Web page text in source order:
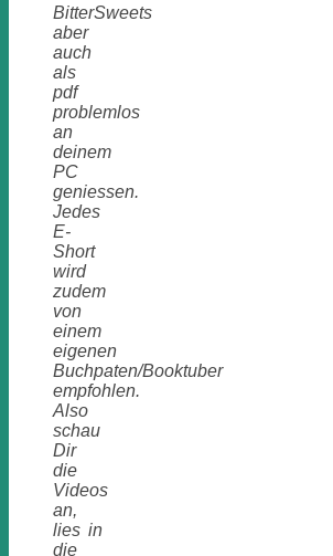
BitterSweets
aber
auch
als
pdf
problemlos
an
deinem
PC
geniessen.
Jedes
E-
Short
wird
zudem
von
einem
eigenen
Buchpaten/Booktuber
empfohlen.
Also
schau
Dir
die
Videos
an,
lies in
die